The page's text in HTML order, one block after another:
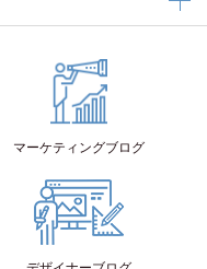
マーケティングブログ